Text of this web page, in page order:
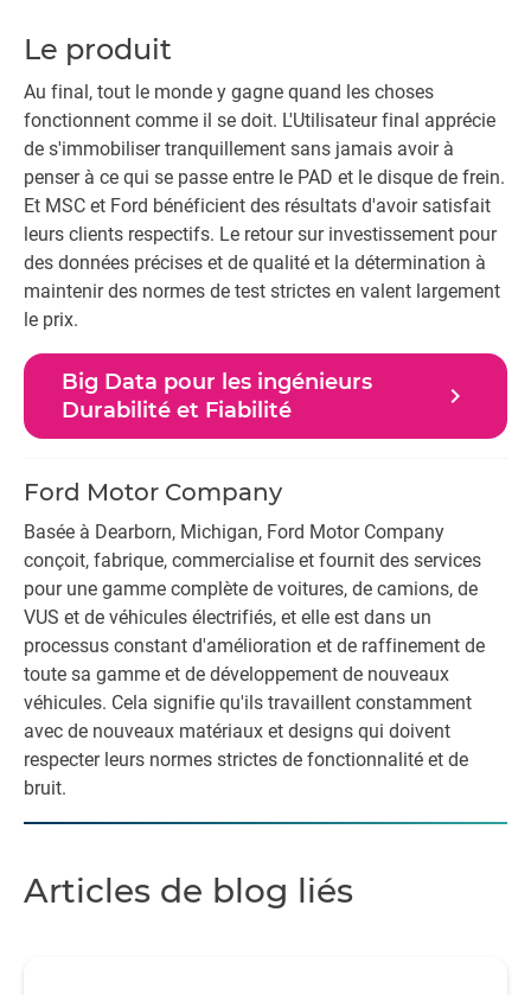
Le produit
Au final, tout le monde y gagne quand les choses
fonctionnent comme il se doit. L'Utilisateur final apprécie
de s'immobiliser tranquillement sans jamais avoir à
penser à ce qui se passe entre le PAD et le disque de frein.
Et MSC et Ford bénéficient des résultats d'avoir satisfait
leurs clients respectifs. Le retour sur investissement pour
des données précises et de qualité et la détermination à
maintenir des normes de test strictes en valent largement
le prix.
Big Data pour les ingénieurs
Durabilité et Fiabilité
navigate_next
Ford Motor Company
Basée à Dearborn, Michigan, Ford Motor Company
conçoit, fabrique, commercialise et fournit des services
pour une gamme complète de voitures, de camions, de
VUS et de véhicules électrifiés, et elle est dans un
processus constant d'amélioration et de raffinement de
toute sa gamme et de développement de nouveaux
véhicules. Cela signifie qu'ils travaillent constamment
avec de nouveaux matériaux et designs qui doivent
respecter leurs normes strictes de fonctionnalité et de
bruit.
Articles de blog liés